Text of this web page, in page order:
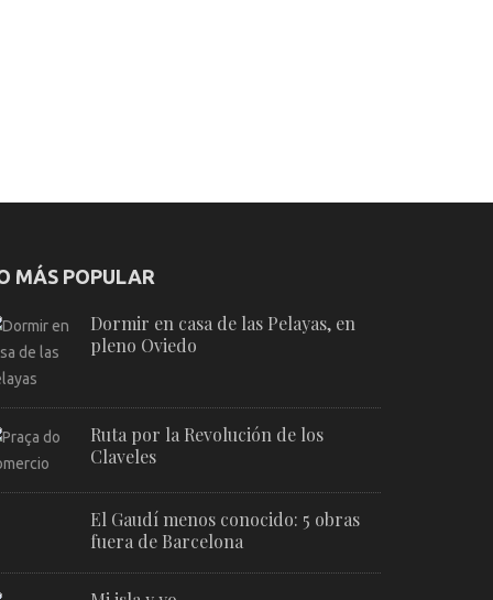
MÁS POPULAR
Dormir en casa de las Pelayas, en
pleno Oviedo
Ruta por la Revolución de los
Claveles
El Gaudí menos conocido: 5 obras
fuera de Barcelona